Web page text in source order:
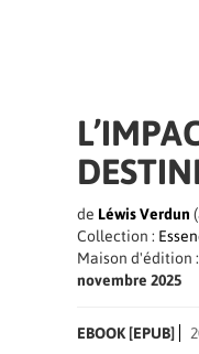
de Léwis Verdun
Collection :
Maison d'édition :
novembre 2025
EBOOK [EPUB]